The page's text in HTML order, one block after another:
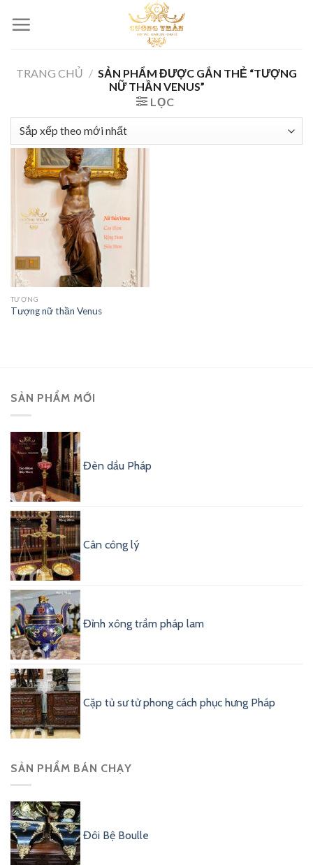
TRANG CHỦ / SẢN PHẨM ĐƯỢC GẮN THẺ “TƯỢNG
NỮ THẦN VENUS”
LỌC
TƯỢNG
Tượng nữ thần Venus
SẢN PHẨM MỚI
Đèn dầu Pháp
Cân công lý
Đỉnh xông trầm pháp lam
Cặp tủ sư tử phong cách phục hưng Pháp
SẢN PHẨM BÁN CHẠY
Đôi Bệ Boulle